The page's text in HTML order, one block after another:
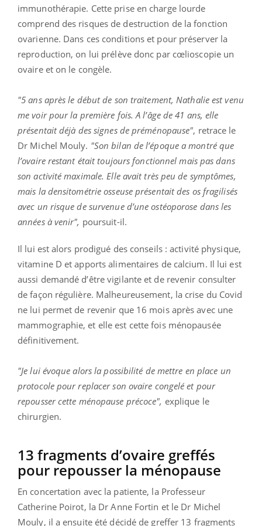
immunothérapie. Cette prise en charge lourde
comprend des risques de destruction de la fonction
ovarienne. Dans ces conditions et pour préserver la
reproduction, on lui prélève donc par cœlioscopie un
ovaire et on le congèle.
"5 ans après le début de son traitement, Nathalie est venu
me voir pour la première fois. A l’âge de 41 ans, elle
présentait déjà des signes de préménopause", retrace le
Dr Michel Mouly. "Son bilan de l’époque a montré que
l’ovaire restant était toujours fonctionnel mais pas dans
son activité maximale. Elle avait très peu de symptômes,
mais la densitométrie osseuse présentait des os fragilisés
avec un risque de survenue d’une ostéoporose dans les
années à venir", poursuit-il.
Il lui est alors prodigué des conseils : activité physique,
vitamine D et apports alimentaires de calcium. Il lui est
aussi demandé d’être vigilante et de revenir consulter
de façon régulière. Malheureusement, la crise du Covid
ne lui permet de revenir que 16 mois après avec une
mammographie, et elle est cette fois ménopausée
définitivement.
"Je lui évoque alors la possibilité de mettre en place un
protocole pour replacer son ovaire congelé et pour
repousser cette ménopause précoce", explique le
chirurgien.
13 fragments d’ovaire greffés
pour repousser la ménopause
En concertation avec la patiente, la Professeur
Catherine Poirot, la Dr Anne Fortin et le Dr Michel
Mouly, il a ensuite été décidé de greffer 13 fragments